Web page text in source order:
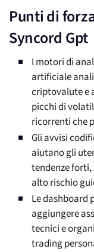
Punti di
Syncord Gpt
I motori di
artificiale
criptovalute e
picchi di
ricorrenti che
Gli avvisi
aiutano gli
tendenze forti,
alto rischio
Le dashboard
aggiungere
tecnici e
trading